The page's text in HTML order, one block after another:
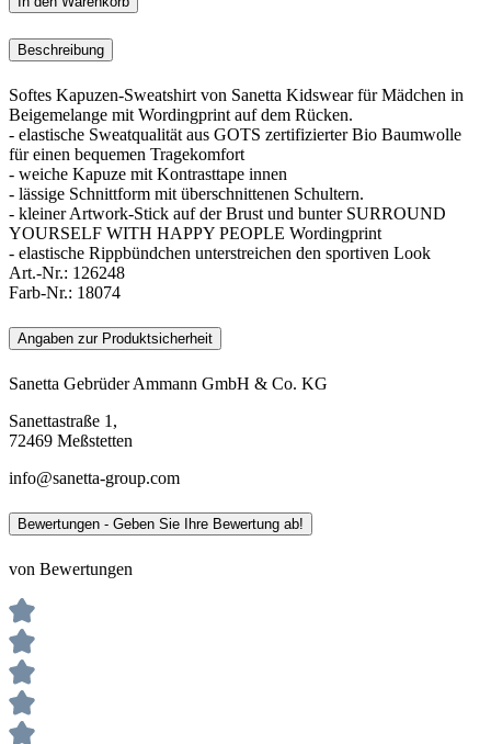
Beschreibung
Softes Kapuzen-Sweatshirt von Sanetta Kidswear für Mädchen in
Beigemelange mit Wordingprint auf dem Rücken.
- elastische Sweatqualität aus GOTS zertifizierter Bio Baumwolle
für einen bequemen Tragekomfort
- weiche Kapuze mit Kontrasttape innen
- lässige Schnittform mit überschnittenen Schultern.
- kleiner Artwork-Stick auf der Brust und bunter SURROUND
YOURSELF WITH HAPPY PEOPLE Wordingprint
- elastische Rippbündchen unterstreichen den sportiven Look
Art.-Nr.: 126248
Farb-Nr.: 18074
Angaben zur Produktsicherheit
Sanetta Gebrüder Ammann GmbH & Co. KG
Sanettastraße 1,
72469 Meßstetten
info@sanetta-group.com
Bewertungen - Geben Sie Ihre Bewertung ab!
von Bewertungen